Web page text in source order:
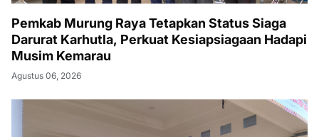
Pemkab Murung Raya Tetapkan Status Siaga
Darurat Karhutla, Perkuat Kesiapsiagaan Hadapi
Musim Kemarau
Agustus 06, 2026